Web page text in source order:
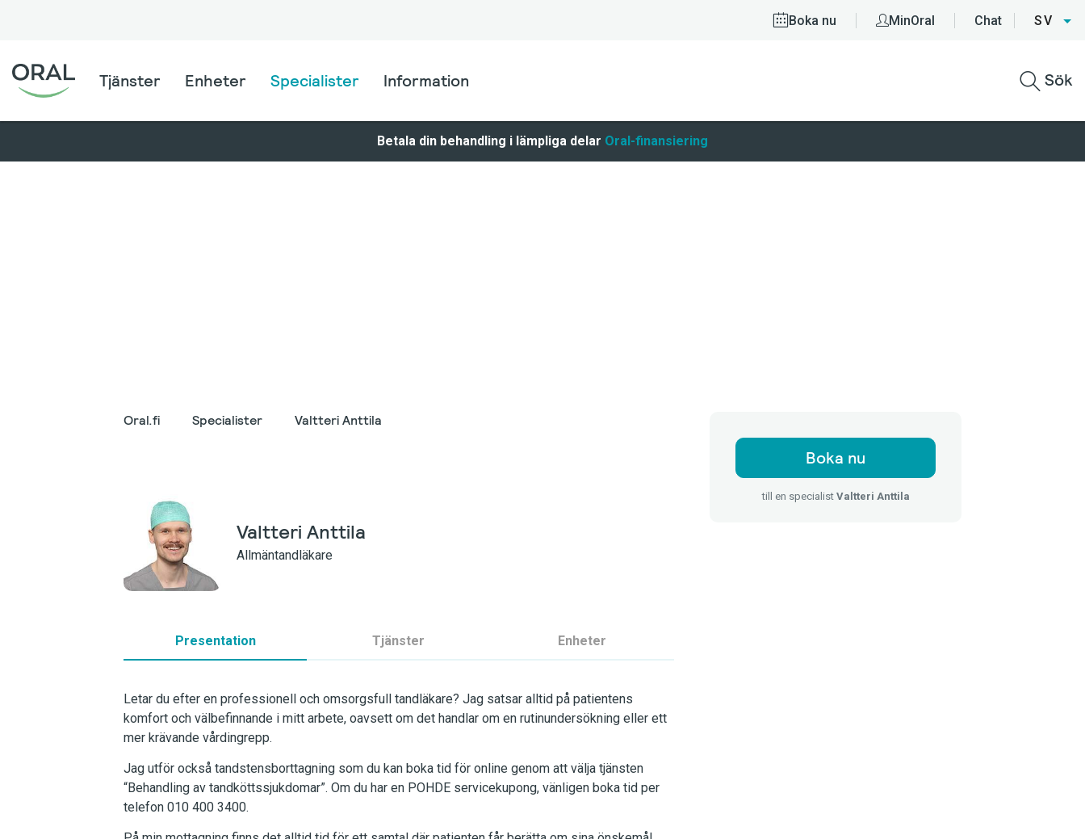
Boka nu MinOral Chat SV
Tjänster Enheter Specialister Information Sök
Betala din behandling i lämpliga delar Oral-finansiering
Boka nu
till en specialist Valtteri Anttila
Oral.fi Specialister Valtteri Anttila
Valtteri Anttila
Allmäntandläkare
Presentation Tjänster Enheter
Letar du efter en professionell och omsorgsfull tandläkare? Jag satsar alltid på patientens
komfort och välbefinnande i mitt arbete, oavsett om det handlar om en rutinundersökning eller ett
mer krävande vårdingrepp.
Jag utför också tandstensborttagning som du kan boka tid för online genom att välja tjänsten
“Behandling av tandköttssjukdomar”. Om du har en POHDE servicekupong, vänligen boka tid per
telefon 010 400 3400.